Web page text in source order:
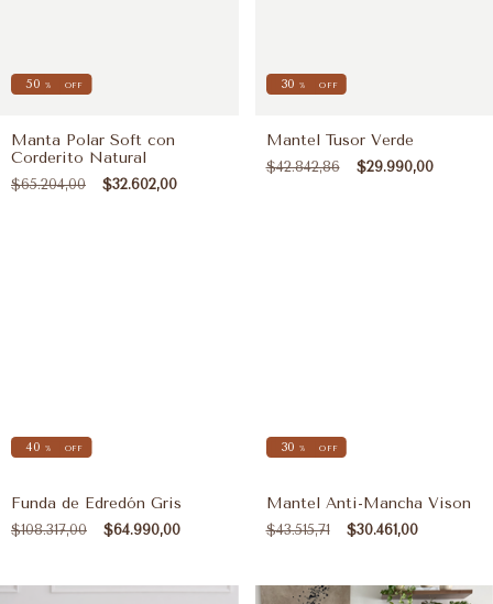
50 % OFF
Manta Polar Soft con
Corderito Natural
$65.204,00 $32.602,00
30 % OFF
Mantel Tusor Verde
$42.842,86 $29.990,00
40 % OFF
Funda de Edredón Gris
$108.317,00 $64.990,00
30 % OFF
Mantel Anti-Mancha Vison
$43.515,71 $30.461,00